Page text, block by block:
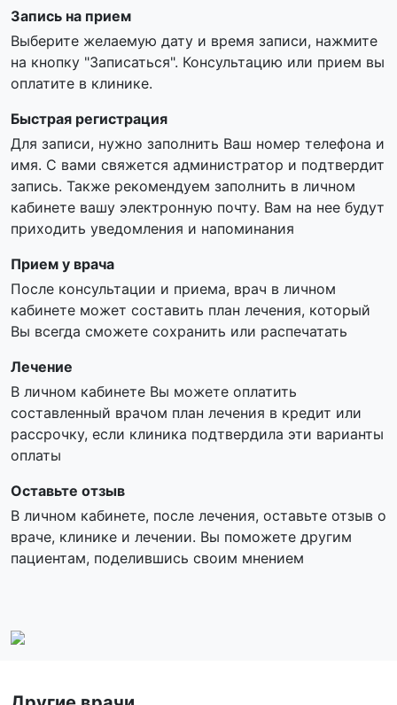
Запись на прием
Выберите желаемую дату и время записи, нажмите
на кнопку "Записаться". Консультацию или прием вы
оплатите в клинике.
Быстрая регистрация
Для записи, нужно заполнить Ваш номер телефона и
имя. С вами свяжется администратор и подтвердит
запись. Также рекомендуем заполнить в личном
кабинете вашу электронную почту. Вам на нее будут
приходить уведомления и напоминания
Прием у врача
После консультации и приема, врач в личном
кабинете может составить план лечения, который
Вы всегда сможете сохранить или распечатать
Лечение
В личном кабинете Вы можете оплатить
составленный врачом план лечения в кредит или
рассрочку, если клиника подтвердила эти варианты
оплаты
Оставьте отзыв
В личном кабинете, после лечения, оставьте отзыв о
враче, клинике и лечении. Вы поможете другим
пациентам, поделившись своим мнением